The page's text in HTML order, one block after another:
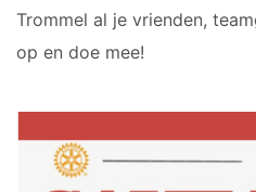
Trommel al je vrienden,
op en doe mee!